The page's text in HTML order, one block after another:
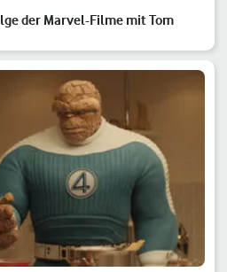
der Marvel-Filme mit Tom